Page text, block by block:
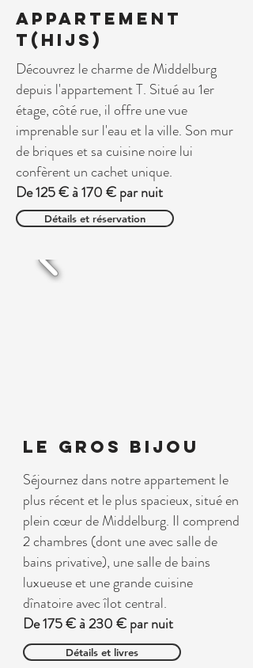
Appartement
T(hijs)
Découvrez le charme de Middelburg
depuis l'appartement T. Situé au 1er
étage, côté rue, il offre une vue
imprenable sur l'eau et la ville. Son mur
de briques et sa cuisine noire lui
confèrent un cachet unique.
De 125 € à 170 € par nuit
Détails et réservation
LE GROS BIJOU
Séjournez dans notre appartement le
plus récent et le plus spacieux, situé en
plein cœur de Middelburg. Il comprend
2 chambres (dont une avec salle de
bains privative), une salle de bains
luxueuse et une grande cuisine
dînatoire avec îlot central.
De 175 € à 230 € par nuit
Détails et livres